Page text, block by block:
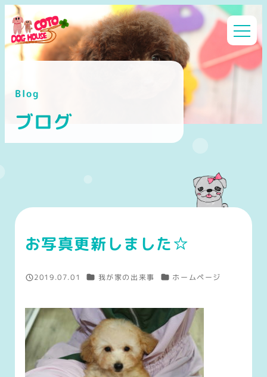
メ
イ
ン
へ
Blog
ブログ
お写真更新しました☆
投稿日
2019.07.01 カテゴリー
我が家の出来事 カテゴリー
ホームページ